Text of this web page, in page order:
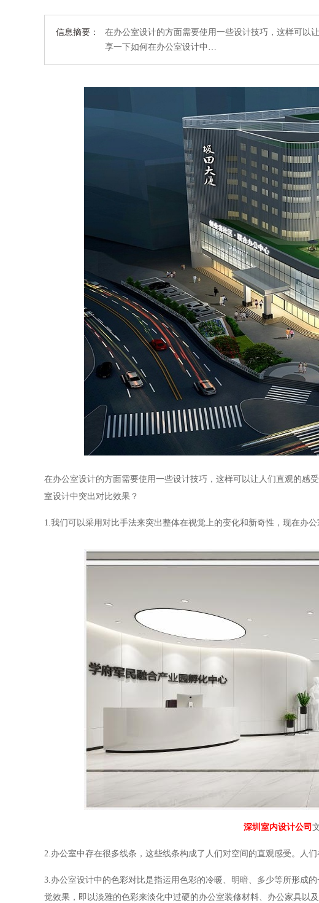
信息摘要：
在办公室设计的方面需要使用一些设计技巧，这样可以
享一下如何在办公室设计中…
在办公室设计的方面需要使用一些设计技巧，这样可以让人们直观的感受
室设计中突出对比效果？
1.我们可以采用对比手法来突出整体在视觉上的变化和新奇性，现在办
深圳室内设计公司
2.办公室中存在很多线条，这些线条构成了人们对空间的直观感受。人
3.办公室设计中的色彩对比是指运用色彩的冷暖、明暗、多少等所形成
觉效果，即以淡雅的色彩来淡化中过硬的办公室装修材料、办公家具以